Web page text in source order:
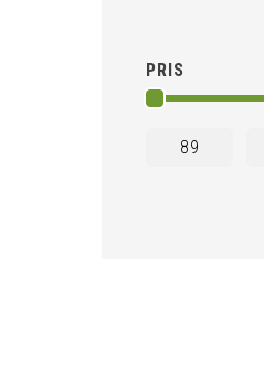
PRIS